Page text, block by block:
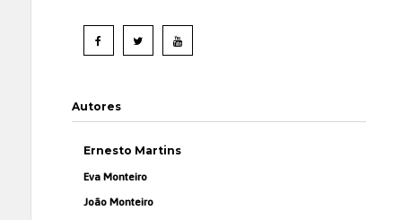
Autores
Ernesto Martins
Eva Monteiro
João Monteiro